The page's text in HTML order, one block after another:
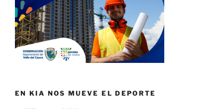
EN KIA NOS MUEVE EL DEPORTE